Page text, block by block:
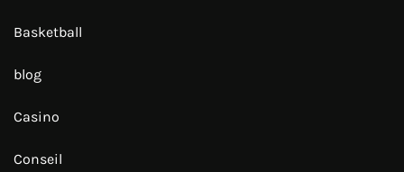
Basketball
blog
Casino
Conseil